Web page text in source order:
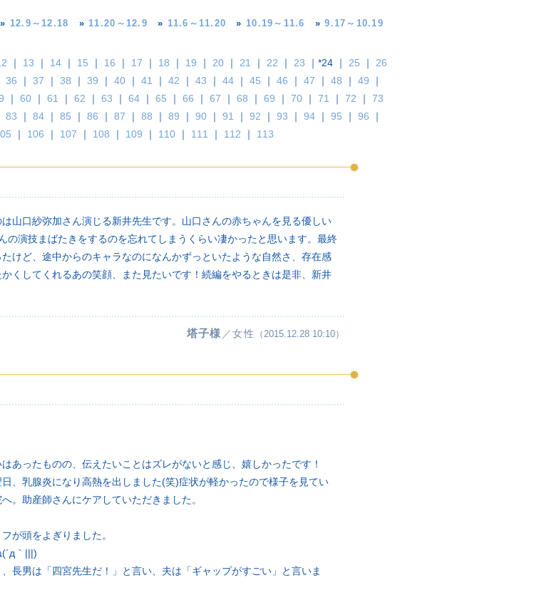
12.9～12.18 »11.20～12.9 » 11.6～11.20 » 10.19～11.6 »9.17～10.19
｜ 13 ｜ 14 ｜ 15 ｜ 16 ｜ 17 ｜ 18 ｜ 19 ｜ 20 ｜ 21 ｜ 22 ｜ 23 ｜*24 ｜ 25 ｜ 26
36 ｜ 37 ｜ 38 ｜ 39 ｜ 40 ｜ 41 ｜ 42 ｜ 43 ｜ 44 ｜ 45 ｜ 46 ｜ 47 ｜ 48 ｜ 49 ｜
｜ 60 ｜ 61 ｜ 62 ｜ 63 ｜ 64 ｜ 65 ｜ 66 ｜ 67 ｜ 68 ｜ 69 ｜ 70 ｜ 71 ｜ 72 ｜ 73
83 ｜ 84 ｜ 85 ｜ 86 ｜ 87 ｜ 88 ｜ 89 ｜ 90 ｜ 91 ｜ 92 ｜ 93 ｜ 94 ｜ 95 ｜ 96 ｜
｜ 106 ｜ 107 ｜ 108 ｜ 109 ｜ 110 ｜ 111 ｜ 112 ｜ 113
山口紗弥加さん演じる新井先生です。山口さんの赤ちゃんを見る優しい
の演技まばたきをするのを忘れてしまうくらい凄かったと思います。最終
けど、途中からのキャラなのになんかずっといたような自然さ、存在感
くしてくれるあの笑顔、また見たいです！続編をやるときは是非、新井
塔子様 ／女性 （2015.12.28 10:10）
あったものの、伝えたいことはズレがないと感じ、嬉しかったです！
、乳腺炎になり高熱を出しました(笑)症状が軽かったので様子を見てい
。助産師さんにケアしていただきました。
が頭をよぎりました。
｀|||)
長男は「四宮先生だ！」と言い、夫は「ギャップがすごい」と言いま